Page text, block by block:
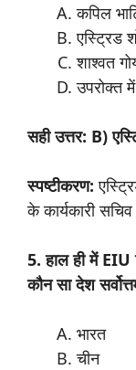
कपिल
एस्ट्रिड
शाश्वत
उपरोक्त
सही उत्तर: B)
स्पष्टीकरण:
के कार्यकारी
5. हाल ही में EIU
कौन सा देश
भारत
चीन